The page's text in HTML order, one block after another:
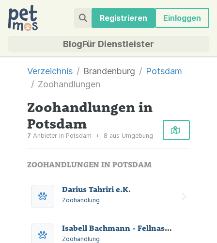
Registrieren Einloggen
BlogFür Dienstleister
Verzeichnis Brandenburg
Potsdam
Zoohandlungen
Zoohandlungen in
Potsdam
7 Anbieter in Potsdam + 8 aus Umgebung
ZOOHANDLUNGEN IN POTSDAM
Darius Tahriri e.K.
Zoohandlung
Isabell Bachmann - Fellnasen Paradies Potsdam -
Zoohandlung